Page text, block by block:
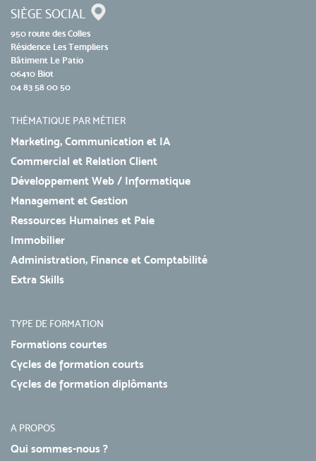
SIÈGE SOCIAL
950 route des Colles
Résidence Les Templiers
Bâtiment Le Patio
06410 Biot
04 83 58 00 50
THÉMATIQUE PAR MÉTIER
Marketing, Communication et IA
Commercial et Relation Client
Développement Web / Informatique
Management et Gestion
Ressources Humaines et Paie
Immobilier
Administration, Finance et Comptabilité
Extra Skills
TYPE DE FORMATION
Formations courtes
Cycles de formation courts
Cycles de formation diplômants
A PROPOS
Qui sommes-nous ?